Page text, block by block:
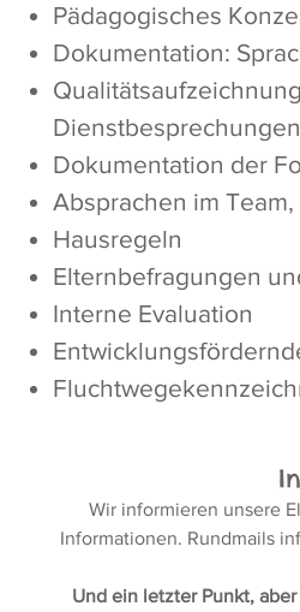
Pädagogisches
Dokumentation:
Dokumentation der
Absprachen im
Hausregeln
Elternbefragungen
Interne Evaluation
Wir informieren unsere
Informationen. Rundmails
Und ein letzter Punkt,